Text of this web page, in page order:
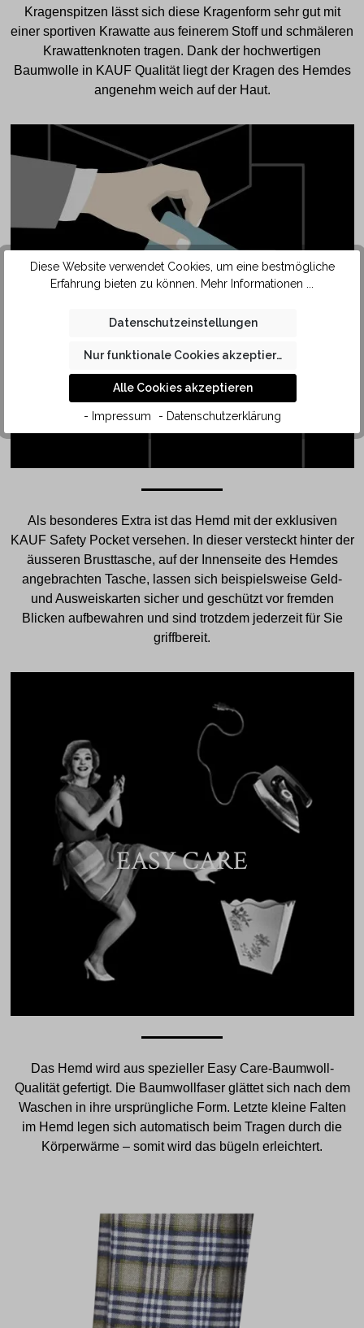
Kragenspitzen lässt sich diese Kragenform sehr gut mit
einer sportiven Krawatte aus feinerem Stoff und schmäleren
Krawattenknoten tragen. Dank der hochwertigen
Baumwolle in KAUF Qualität liegt der Kragen des Hemdes
angenehm weich auf der Haut.
SAFETY
POCKET
Als besonderes Extra ist das Hemd mit der exklusiven
KAUF Safety Pocket versehen. In dieser versteckt hinter der
äusseren Brusttasche, auf der Innenseite des Hemdes
angebrachten Tasche, lassen sich beispielsweise Geld-
und Ausweiskarten sicher und geschützt vor fremden
Blicken aufbewahren und sind trotzdem jederzeit für Sie
griffbereit.
EASY CARE
Das Hemd wird aus spezieller Easy Care-Baumwoll-
Qualität gefertigt. Die Baumwollfaser glättet sich nach dem
Waschen in ihre ursprüngliche Form. Letzte kleine Falten
im Hemd legen sich automatisch beim Tragen durch die
Körperwärme – somit wird das bügeln erleichtert.
Diese Website verwendet Cookies, um eine bestmögliche
Erfahrung bieten zu können. Mehr Informationen ...
Datenschutzeinstellungen
Nur funktionale Cookies akzeptieren
Alle Cookies akzeptieren
- Impressum - Datenschutzerklärung